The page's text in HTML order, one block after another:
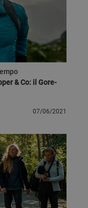
& Co: il Gore-
07/06/2021